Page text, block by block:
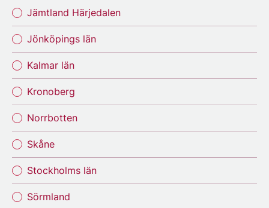
Jämtland Härjedalen
Jönköpings län
Kalmar län
Kronoberg
Norrbotten
Skåne
Stockholms län
Sörmland